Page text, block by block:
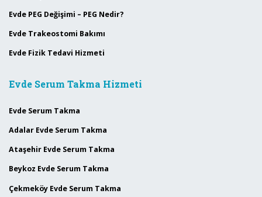
Evde PEG Değişimi – PEG Nedir?
Evde Trakeostomi Bakımı
Evde Fizik Tedavi Hizmeti
Evde Serum Takma Hizmeti
Evde Serum Takma
Adalar Evde Serum Takma
Ataşehir Evde Serum Takma
Beykoz Evde Serum Takma
Çekmeköy Evde Serum Takma